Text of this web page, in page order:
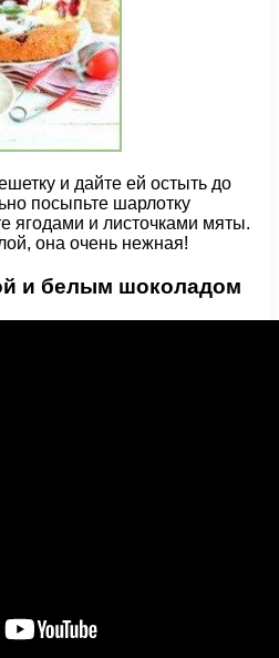
и дайте ей остыть до
посыпьте шарлотку
ягодами и листочками мяты.
она очень нежная!
и белым шоколадом